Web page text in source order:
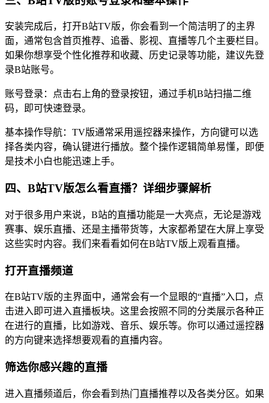
安装完成后，打开B站TV版，你会看到一个简洁明了的主界
面，通常包含首页推荐、追番、影视、直播等几个主要栏目。
如果你想享受个性化推荐和收藏、历史记录等功能，建议先登
录B站账号。
账号登录：点击右上角的登录按钮，通过手机B站扫描二维
码，即可快速登录。
基本操作导航：TV版通常采用遥控器来操作，方向键可以选
择各类内容，确认键进行播放。整个操作逻辑简单易懂，即便
是技术小白也能迅速上手。
四、B站TV版怎么看直播？详细步骤解析
对于很多用户来说，B站的直播功能是一大亮点，无论是游戏
赛事、娱乐直播、还是主播带货等，大家都希望在大屏上享受
这些实时内容。我们来看看如何在B站TV版上观看直播。
打开直播频道
在B站TV版的主界面中，通常会有一个显眼的“直播”入口，点
击进入即可进入直播板块。这里会按照不同的分类展示各种正
在进行的直播，比如游戏、音乐、娱乐等。你可以通过遥控器
的方向键来选择想要观看的直播内容。
筛选你感兴趣的直播
进入直播频道后，你会看到热门直播推荐以及各类分区。如果